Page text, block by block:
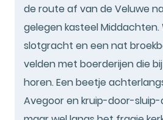
de route af van de Veluwe
gelegen kasteel Middachten.
slotgracht en een nat
velden met boerderijen die
horen. Een beetje
Avegoor en kruip-door-sluip-